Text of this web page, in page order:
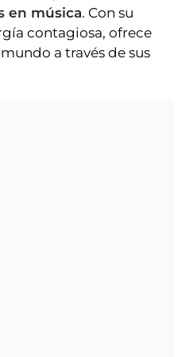
en música. Con su
contagiosa, ofrece
a través de sus